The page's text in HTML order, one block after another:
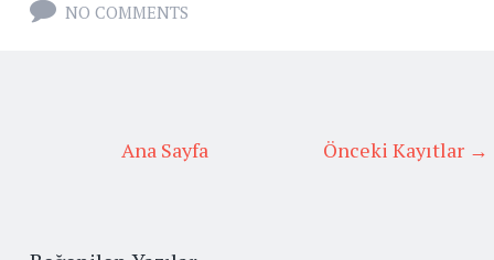
NO COMMENTS
Önceki Kayıtlar →
Ana Sayfa